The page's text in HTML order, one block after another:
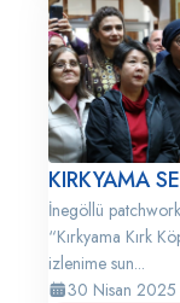
KIRKYAMA
İnegöllü patchwork
“Kırkyama Kırk
izlenime sun...
30 Nisan 2025